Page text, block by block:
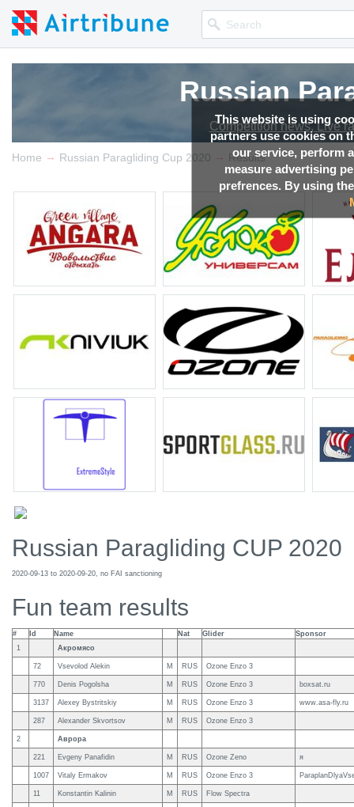
This website is using
partners use cookies on
our service, perform
measure advertising
prefrences. By using
Russian
Competition news, Live
Russian
Competition news, Live
Russian
Competition news, Live
Home → Russian Paragliding Cup 2020 → Results
Russian Paragliding CUP 2020
2020-09-13 to 2020-09-20, no FAI sanctioning
Fun team results
# Id Name Nat Glider
Sponsor
1
Акромясо
72 Vsevolod Alekin M RUS Ozone Enzo 3
770 Denis Pogolsha M RUS Ozone Enzo 3 boxsat.ru
3137 Alexey Bystritskiy M RUS Ozone Enzo 3 www.asa-fly.ru
287 Alexander Skvortsov M RUS Ozone Enzo 3
2 Аврора
221 Evgeny Panafidin M RUS Ozone Zeno я
1007 Vitaly Ermakov M RUS Ozone Enzo 3
11 Konstantin Kalinin M RUS Flow Spectra